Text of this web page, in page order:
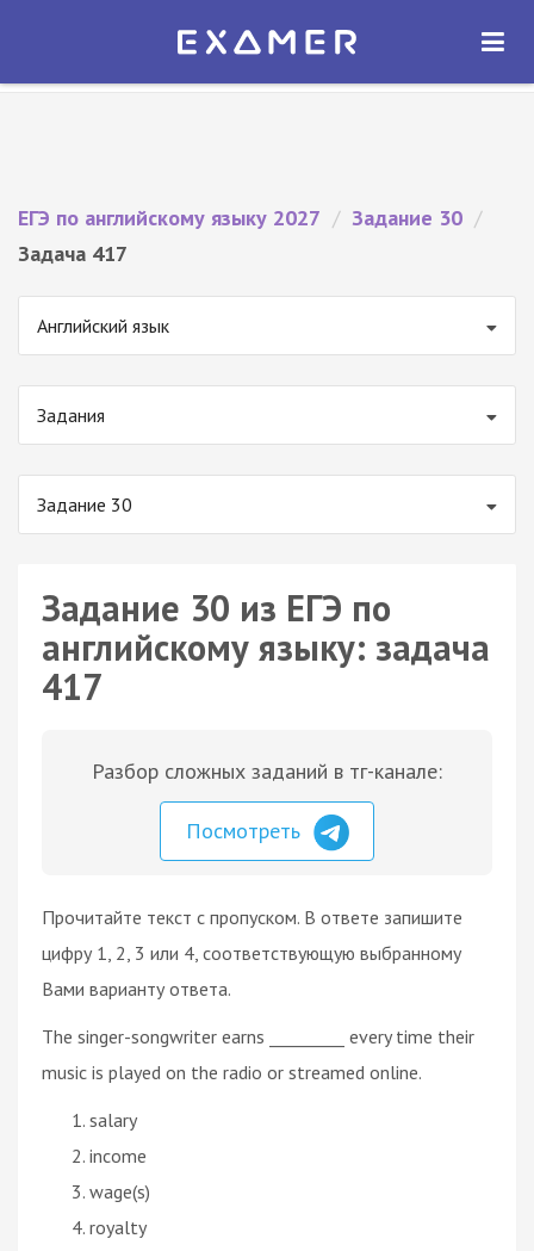
Экзамер — ЕГЭ 2027
ОТКРЫТЬ
ЕГЭ по английскому языку 2027 / Задание 30 /
Задача 417
Английский язык
Задания
Задание 30
Задание 30 из ЕГЭ по
английскому языку: задача
417
Разбор сложных заданий в тг-канале:
Посмотреть
Прочитайте текст с пропуском. В ответе запишите
цифру 1, 2, 3 или 4, соответствующую выбранному
Вами варианту ответа.
The singer-songwriter earns _________ every time their
music is played on the radio or streamed online.
salary
income
wage(s)
royalty